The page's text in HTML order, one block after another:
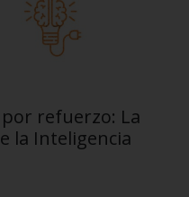
refuerzo: La
la Inteligencia